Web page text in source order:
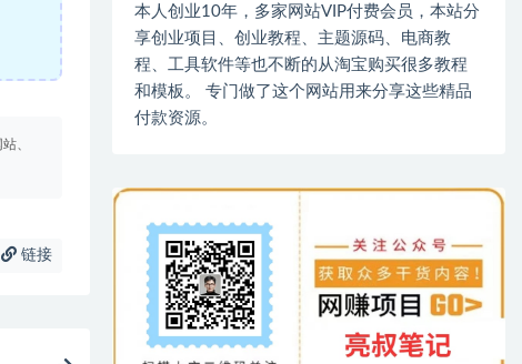
、
链接
本人创业10年，多家网站VIP付费会员，本站分
享创业项目、创业教程、主题源码、电商教
程、工具软件等也不断的从淘宝购买很多教程
和模板。 专门做了这个网站用来分享这些精品
付款资源。